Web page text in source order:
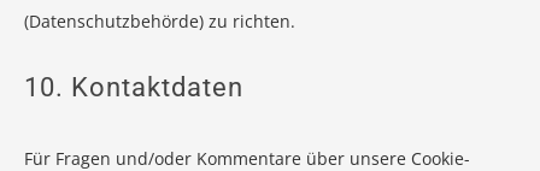
(Datenschutzbehörde) zu richten.
10. Kontaktdaten
Für Fragen und/oder Kommentare über unsere Cookie-